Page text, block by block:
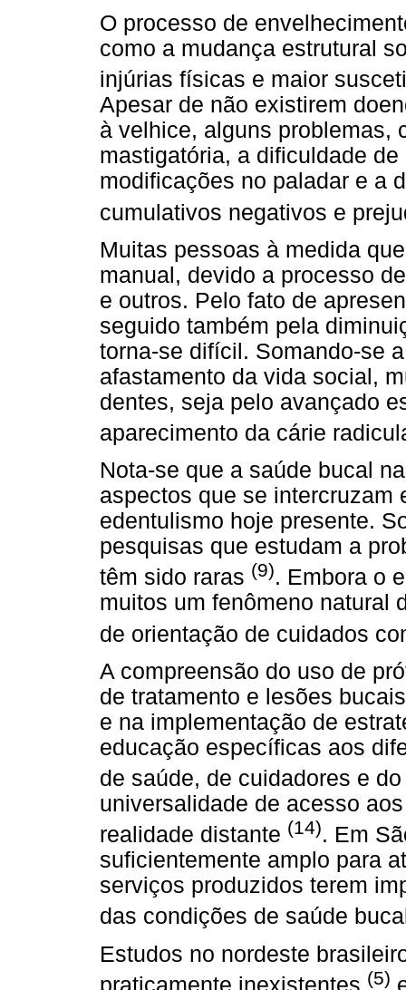
O processo de
como a mudança estrutural
injúrias físicas e maior
Apesar de não existirem
à velhice, alguns problemas,
mastigatória, a dificuldade
modificações no paladar e a
cumulativos negativos e
Muitas pessoas à medida
manual, devido a processo
e outros. Pelo fato de
seguido também pela
torna-se difícil. Somando-se
afastamento da vida social,
dentes, seja pelo avançado
aparecimento da cárie
Nota-se que a saúde bucal
aspectos que se intercruzam
edentulismo hoje presente.
pesquisas que estudam a
têm sido raras (9). Embora o
muitos um fenômeno natural
de orientação de cuidados
A compreensão do uso de
de tratamento e lesões
e na implementação de
educação específicas aos
de saúde, de cuidadores e
universalidade de acesso
realidade distante (14). Em
suficientemente amplo para
serviços produzidos terem
das condições de saúde
Estudos no nordeste
praticamente inexistentes (5)